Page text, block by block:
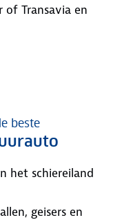
Transavia en
beste
het schiereiland
geisers en